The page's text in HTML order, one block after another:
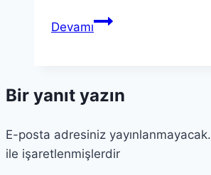
DevamıTeorik
Teorik
Bir yanıt yazın
E-posta adresiniz yayınlanmayacak.
ile işaretlenmişlerdir